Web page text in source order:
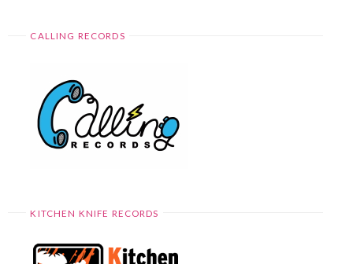
CALLING RECORDS
KITCHEN KNIFE RECORDS